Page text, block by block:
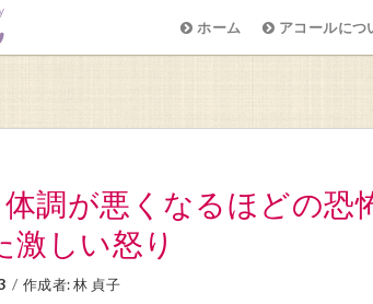
ホーム アコールにつ
調が悪くなるほどの恐
激しい怒り
/ 作成者:林 貞子